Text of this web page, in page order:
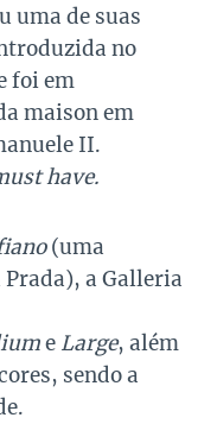
uma de suas
no
foi em
maison em
II.
have.
(uma
a Galleria
e Large, além
sendo a